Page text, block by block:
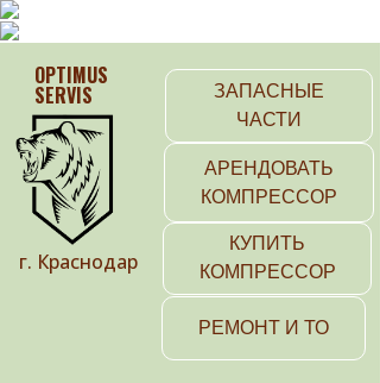
OPTIMUS
SERVIS
г. Краснодар
КУПИТЬ
КОМПРЕССОР
РЕМОНТ И ТО
ЗАПАСНЫЕ
ЧАСТИ
АРЕНДОВАТЬ
КОМПРЕССОР